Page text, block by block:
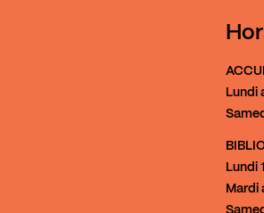
Lundi
Lundi
Mardi